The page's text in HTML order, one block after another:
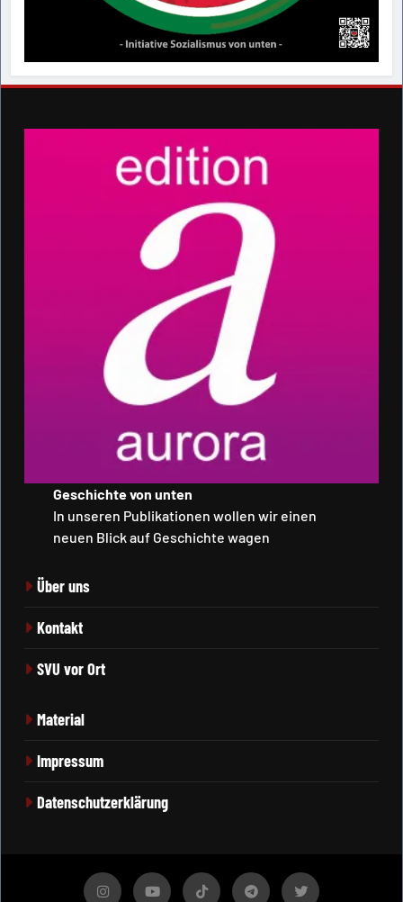
Geschichte von unten
In unseren Publikationen wollen wir einen
neuen Blick auf Geschichte wagen
Über uns
Kontakt
SVU vor Ort
Material
Impressum
Datenschutzerklärung